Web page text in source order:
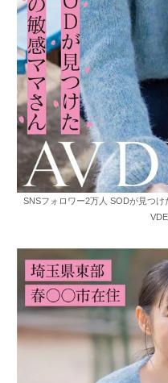
SNSフォロワー2万人 SODが見つ